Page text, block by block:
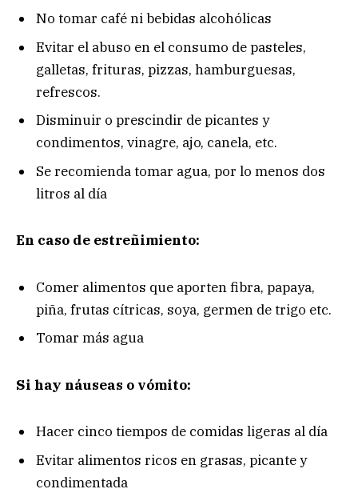
No tomar café ni bebidas alcohólicas
Evitar el abuso en el consumo de pasteles,
galletas, frituras, pizzas, hamburguesas,
refrescos.
Disminuir o prescindir de picantes y
condimentos, vinagre, ajo, canela, etc.
Se recomienda tomar agua, por lo menos dos
litros al día
En caso de estreñimiento:
Comer alimentos que aporten fibra, papaya,
piña, frutas cítricas, soya, germen de trigo etc.
Tomar más agua
Si hay náuseas o vómito:
Hacer cinco tiempos de comidas ligeras al día
Evitar alimentos ricos en grasas, picante y
condimentada